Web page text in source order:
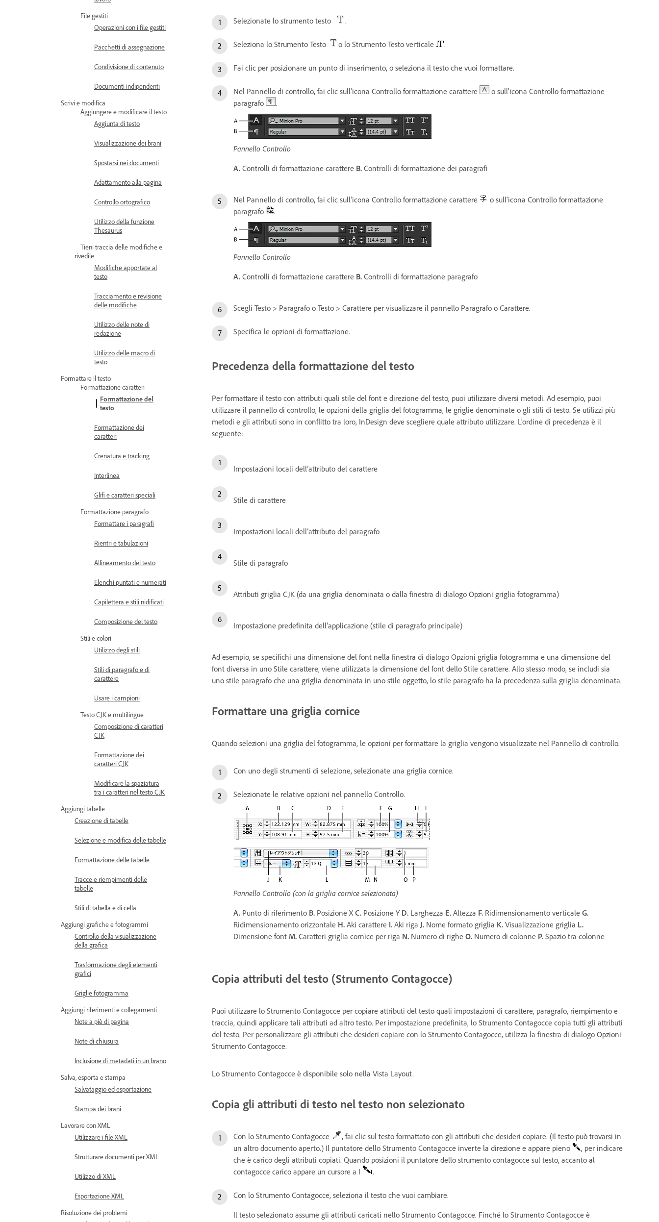
File gestiti
Operazioni con i file gestiti
Pacchetti di assegnazione
Condivisione di contenuto
Documenti indipendenti
Scrivi e modifica
Aggiungere e modificare il testo
Aggiunta di testo
Visualizzazione dei brani
Spostarsi nei documenti
Adattamento alla pagina
Controllo ortografico
Utilizzo della funzione
Thesaurus
Tieni traccia delle modifiche e
rivedile
Modifiche apportate al
testo
Tracciamento e revisione
delle modifiche
Utilizzo delle note di
redazione
Utilizzo delle macro di
testo
Formattare il testo
Formattazione caratteri
Formattazione del
testo
Formattazione dei
caratteri
Crenatura e tracking
Interlinea
Glifi e caratteri speciali
Formattazione paragrafo
Formattare i paragrafi
Rientri e tabulazioni
Allineamento del testo
Elenchi puntati e numerati
Capilettera e stili nidificati
Composizione del testo
Stili e colori
Utilizzo degli stili
Stili di paragrafo e di
carattere
Usare i campioni
Testo CJK e multilingue
Composizione di caratteri
CJK
Formattazione dei
caratteri CJK
Modificare la spaziatura
tra i caratteri nel testo CJK
Aggiungi tabelle
Creazione di tabelle
Selezione e modifica delle tabelle
Formattazione delle tabelle
Tracce e riempimenti delle
tabelle
Stili di tabella e di cella
Aggiungi grafiche e fotogrammi
Controllo della visualizzazione
della grafica
Trasformazione degli elementi
grafici
Griglie fotogramma
Aggiungi riferimenti e collegamenti
Note a piè di pagina
Note di chiusura
Inclusione di metadati in un brano
Salva, esporta e stampa
Salvataggio ed esportazione
Stampa dei brani
Lavorare con XML
Utilizzare i file XML
Strutturare documenti per XML
Utilizzo di XML
Esportazione XML
Risoluzione dei problemi
Selezionate lo strumento testo .
Seleziona lo Strumento Testo o lo Strumento Testo verticale .
Fai clic per posizionare un punto di inserimento, o seleziona il testo che vuoi formattare.
Nel Pannello di controllo, fai clic sull'icona Controllo formattazione carattere
o sull'icona Controllo formattazione
paragrafo
.
Pannello Controllo
A. Controlli di formattazione carattere B. Controlli di formattazione dei paragrafi
Nel Pannello di controllo, fai clic sull'icona Controllo formattazione carattere
o sull'icona Controllo formattazione
paragrafo
.
Pannello Controllo
A. Controlli di formattazione carattere B. Controlli di formattazione paragrafo
Scegli Testo > Paragrafo o Testo > Carattere per visualizzare il pannello Paragrafo o Carattere.
Specifica le opzioni di formattazione.
Precedenza della formattazione del testo
Per formattare il testo con attributi quali stile del font e direzione del testo, puoi utilizzare diversi metodi. Ad esempio, puoi
utilizzare il pannello di controllo, le opzioni della griglia del fotogramma, le griglie denominate o gli stili di testo. Se utilizzi più
metodi e gli attributi sono in conflitto tra loro, InDesign deve scegliere quale attributo utilizzare. L'ordine di precedenza è il
seguente:
Impostazioni locali dell’attributo del carattere
Stile di carattere
Impostazioni locali dell’attributo del paragrafo
Stile di paragrafo
Attributi griglia CJK (da una griglia denominata o dalla finestra di dialogo Opzioni griglia fotogramma)
Impostazione predefinita dell’applicazione (stile di paragrafo principale)
Ad esempio, se specifichi una dimensione del font nella finestra di dialogo Opzioni griglia fotogramma e una dimensione del
font diversa in uno Stile carattere, viene utilizzata la dimensione del font dello Stile carattere. Allo stesso modo, se includi sia
uno stile paragrafo che una griglia denominata in uno stile oggetto, lo stile paragrafo ha la precedenza sulla griglia denominata.
Formattare una griglia cornice
Quando selezioni una griglia del fotogramma, le opzioni per formattare la griglia vengono visualizzate nel Pannello di controllo.
Con uno degli strumenti di selezione, selezionate una griglia cornice.
Selezionate le relative opzioni nel pannello Controllo.
Pannello Controllo (con la griglia cornice selezionata)
A. Punto di riferimento B. Posizione X C. Posizione Y D. Larghezza E. Altezza F. Ridimensionamento verticale G.
Ridimensionamento orizzontale H. Aki carattere I. Aki riga J. Nome formato griglia K. Visualizzazione griglia L.
Dimensione font M. Caratteri griglia cornice per riga N. Numero di righe O. Numero di colonne P. Spazio tra colonne
Copia attributi del testo (Strumento Contagocce)
Puoi utilizzare lo Strumento Contagocce per copiare attributi del testo quali impostazioni di carattere, paragrafo, riempimento e
traccia, quindi applicare tali attributi ad altro testo. Per impostazione predefinita, lo Strumento Contagocce copia tutti gli attributi
del testo. Per personalizzare gli attributi che desideri copiare con lo Strumento Contagocce, utilizza la finestra di dialogo Opzioni
Strumento Contagocce.
Lo Strumento Contagocce è disponibile solo nella Vista Layout.
Copia gli attributi di testo nel testo non selezionato
Con lo Strumento Contagocce
, fai clic sul testo formattato con gli attributi che desideri copiare. (Il testo può trovarsi in
un altro documento aperto.) Il puntatore dello Strumento Contagocce inverte la direzione e appare pieno
, per indicare
che è carico degli attributi copiati. Quando posizioni il puntatore dello strumento contagocce sul testo, accanto al
contagocce carico appare un cursore a I
.
Con lo Strumento Contagocce, seleziona il testo che vuoi cambiare.
Il testo selezionato assume gli attributi caricati nello Strumento Contagocce. Finché lo Strumento Contagocce è